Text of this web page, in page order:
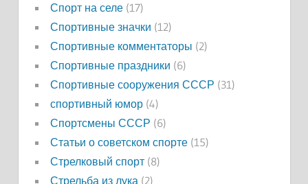
Спорт на селе(17)
Спортивные значки (12)
Спортивные комментаторы (2)
Спортивные праздники (6)
Спортивные сооружения СССР (31)
спортивный юмор(4)
Спортсмены СССР (6)
Статьи о советском спорте(15)
Стрелковый спорт(8)
Стрельба из лука(2)